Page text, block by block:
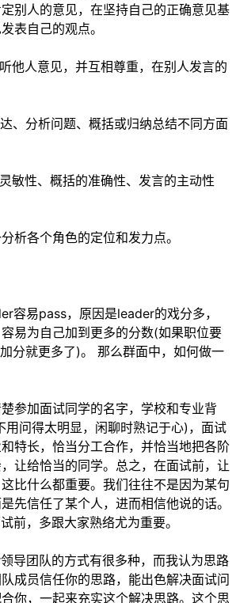
别人的意见，在坚持自己的正确意见基
表自己的观点。
人意见，并互相尊重，在别人发言的
分析问题、概括或归纳总结不同方面
性、概括的准确性、发言的主动性
各个角色的定位和发力点。
易pass，原因是leader的戏分多，
易为自己加到更多的分数(如果职位要
分就更多了)。 那么群面中，如何做一
加面试同学的名字，学校和专业背
用问得太明显，闲聊时熟记于心)，面试
特长，恰当分工合作，并恰当地把各阶
让给恰当的同学。总之，在面试前，让
比什么都重要。我们往往不是因为某句
先信任了某个人，进而相信他说的话。
前，多跟大家熟络尤为重要。
团队的方式有很多种，而我认为思路
成员信任你的思路，能出色解决面试问
你，一起来充实这个解决思路。这个思